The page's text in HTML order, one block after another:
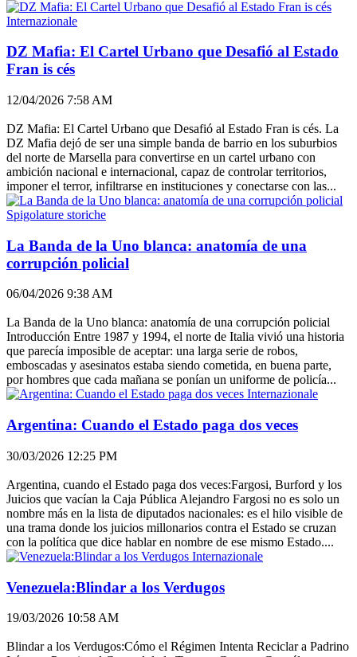
Internazionale
DZ Mafia: El Cartel Urbano que Desafió al Estado
Fran is cés
12/04/2026 7:58 AM
DZ Mafia: El Cartel Urbano que Desafió al Estado Fran is cés. La
DZ Mafia dejó de ser una simple banda de barrio en los suburbios
del norte de Marsella para convertirse en un cartel urbano con
ambición nacional e internacional, capaz de controlar territorios,
imponer el terror, infiltrarse en instituciones y conectarse con las...
Spigolature storiche
La Banda de la Uno blanca: anatomía de una
corrupción policial
06/04/2026 9:38 AM
La Banda de la Uno blanca: anatomía de una corrupción policial
Introducción Entre 1987 y 1994, el norte de Italia vivió una historia
que parecía imposible de aceptar: una larga serie de robos,
emboscadas y asesinatos estaba siendo cometida, en buena parte,
por hombres que cada mañana se ponían un uniforme de policía...
Internazionale
Argentina: Cuando el Estado paga dos veces
30/03/2026 12:25 PM
Argentina, cuando el Estado paga dos veces:Fargosi, Burford y los
Juicios que vacían la Caja Pública Alejandro Fargosi no es solo un
nombre más en la lista de diputados nacionales: es el hilo visible de
una trama donde los juicios millonarios contra el Estado se cruzan
con la política que dice hablar en nombre de ese mismo Estado....
Internazionale
Venezuela:Blindar a los Verdugos
19/03/2026 10:58 AM
Blindar a los Verdugos:Cómo el Régimen Intenta Reciclar a Padrino